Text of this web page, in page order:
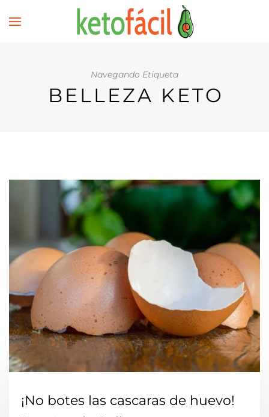
Navegando Etiqueta
BELLEZA KETO
¡No botes las cascaras de huevo!